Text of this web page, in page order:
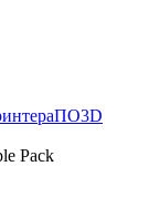
ПО3D
Pack